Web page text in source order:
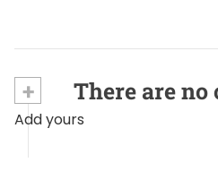
+ There are no
Add yours